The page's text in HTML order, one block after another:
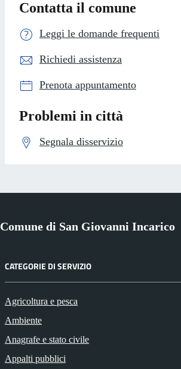
Contatta il comune
Leggi le domande frequenti
Richiedi assistenza
Prenota appuntamento
Problemi in città
Segnala disservizio
Comune di San Giovanni Incarico
CATEGORIE DI SERVIZIO
Agricoltura e pesca
Ambiente
Anagrafe e stato civile
Appalti pubblici